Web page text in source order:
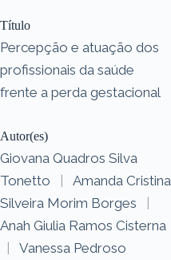
Título
Percepção e atuação dos
profissionais da saúde
frente a perda gestacional
Autor(es)
Giovana Quadros Silva
Tonetto
|
Amanda Cristina
Silveira Morim Borges
|
Anah Giulia Ramos Cisterna
|
Vanessa Pedroso